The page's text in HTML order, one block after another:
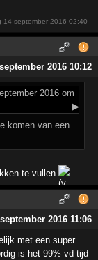
14 september 2016 02:40
2016 10:12
2016 om
▶
komen van een
te vullen
2016 11:06
met een super
is het 99% vd tijd